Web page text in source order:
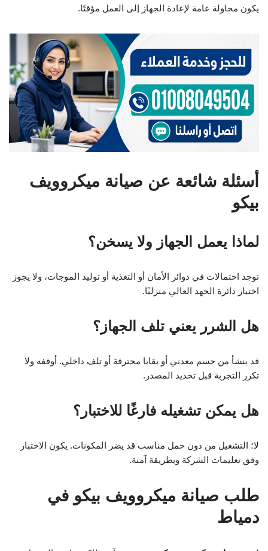
يكون محاولة عامة لإعادة الجهاز إلى العمل مؤقتًا.
أسئلة شائعة عن صيانة ميكروويف
بيكو
لماذا يعمل الجهاز ولا يسخن؟
توجد احتمالات في دوائر الأمان أو التغذية أو توليد الموجات، ولا يجوز
اختبار دائرة الجهد العالي منزليًا.
هل الشرر يعني تلف الجهاز؟
قد ينشأ من جسم معدني أو بقايا محترقة أو تلف داخلي. أوقفه ولا
تكرر التجربة قبل تحديد المصدر.
هل يمكن تشغيله فارغًا للاختبار؟
لا؛ التشغيل من دون حمل مناسب قد يضر المكونات. يكون الاختبار
وفق تعليمات الشركة وبطريقة آمنة.
طلب صيانة ميكروويف بيكو في
دمياط